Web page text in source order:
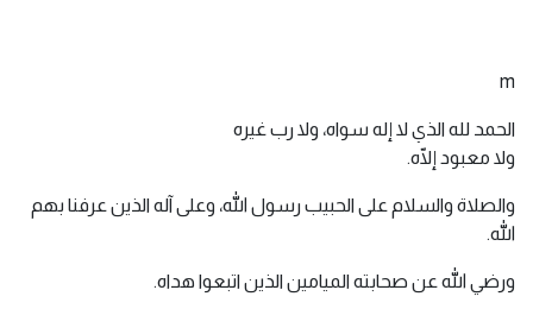
m
الحمد لله الذي لا إله سواه، ولا رب غيره
ولا معبود إلّاه.
والصلاة والسلام على الحبيب رسول الله، وعلى آله الذين عرفنا بهم
الله.
ورضي الله عن صحابته الميامين الذين اتبعوا هداه.